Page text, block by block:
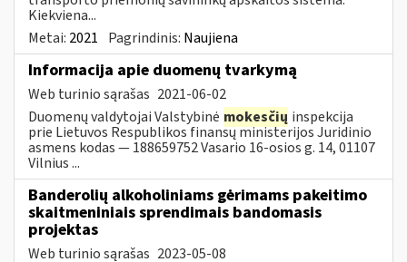
Kiekviena...
Metai: 2021 Pagrindinis: Naujiena
Informacija apie duomenų tvarkymą
Web turinio sąrašas 2021-06-02
Duomenų valdytojai Valstybinė mokesčių inspekcija
prie Lietuvos Respublikos finansų ministerijos Juridinio
asmens kodas — 188659752 Vasario 16-osios g. 14, 01107
Vilnius ...
Banderolių alkoholiniams gėrimams pakeitimo
skaitmeniniais sprendimais bandomasis
projektas
Web turinio sąrašas 2023-05-08